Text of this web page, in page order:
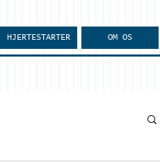
HJERTESTARTER OM OS